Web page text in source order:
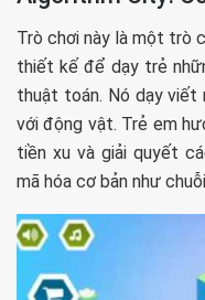
Trò chơi này là một trò
thiết kế để dạy trẻ
thuật toán. Nó dạy viết
với động vật. Trẻ em
tiền xu và giải quyết
mã hóa cơ bản như